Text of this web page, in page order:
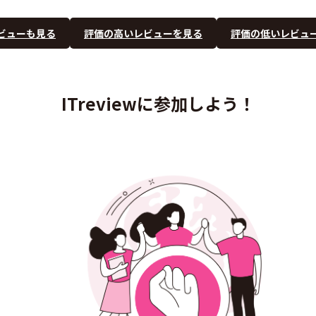
ューも見る 評価の高いレビューを見る 評価の低いレビュ
ITreviewに参加しよう！